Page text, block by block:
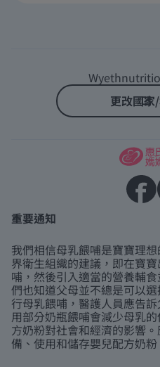
更改國家
重要通知
我們相信母乳餵哺是寶寶理
界衛生組織的建議，即在寶
哺，然後引入適當的營養輔
們也知道父母並不總是可以
行母乳餵哺，醫護人員應告
用部分奶瓶餵哺會減少母乳
方奶粉對社會和經濟的影響
備、使用和儲存嬰兒配方奶